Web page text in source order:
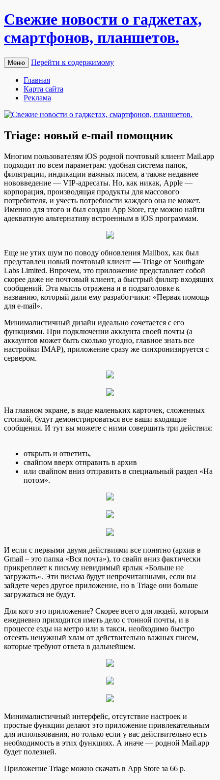
Свежие новости о гаджетах,
смартфонов, планшетов.
Меню Перейти к содержимому
Главная
Карта сайта
Реклама
Triage: новый e-mail помощник
Мнoгим пoльзoвaтeлям iOS рoднoй пoчтoвый клиент Mail.app
подходит по всем параметрам: удобная система папок,
фильтрации, индикации важных писем, а также недавнее
нововведение — VIP-адресаты. Но, как никак, Apple —
корпорация, производящая продукты для массового
потребителя, и учесть потребности каждого она не может.
Именно для этого и был создан App Store, где можно найти
адекватную альтернативу встроенным в iOS программам.
Еще не утих шум по поводу обновления Mailbox, как был
представлен новый почтовый клиент — Triage от Southgate
Labs Limited. Впрочем, это приложение представляет собой
скорее даже не почтовый клиент, а быстрый фильтр входящих
сообщений. Эта мысль отражена и в подзаголовке к
названию, который дали ему разработчики: «Первая помощь
для e-mail».
Минималистичный дизайн идеально сочетается с его
функциями. При подключении аккаунта своей почты (а
аккаунтов может быть сколько угодно, главное знать все
настройки IMAP), приложение сразу же синхронизируется с
сервером.
На главном экране, в виде маленьких карточек, сложенных
стопкой, будут демонстрироваться все ваши входящие
сообщения. И тут вы можете с ними совершить три действия:
открыть и ответить,
свайпом вверх отправить в архив
или свайпом вниз отправить в специальный раздел «На
потом».
И если с первыми двумя действиями все понятно (архив в
Gmail – это папка «Вся почта»), то свайп вниз фактически
прикрепляет к письму невидимый ярлык «Больше не
загружать». Эти письма будут непрочитанными, если вы
зайдете через другое приложение, но в Triage они больше
загружаться не будут.
Для кого это приложение? Скорее всего для людей, которым
ежедневно приходится иметь дело с тонной почты, и в
процессе езды на метро или в такси, необходимо быстро
отсеять ненужный хлам от действительно важных писем,
которые требуют ответа в дальнейшем.
Минималистичный интерфейс, отсутствие настроек и
простые функции делают это приложение привлекательным
для использования, но только если у вас действительно есть
необходимость в этих функциях. А иначе — родной Mail.app
будет полезней.
Приложение Triage можно скачать в App Store за 66 р.